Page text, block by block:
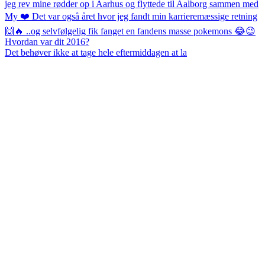
Det behøver ikke at tage hele eftermiddagen at la